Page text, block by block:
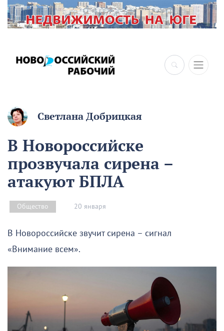
×
Светлана Добрицкая
В Новороссийске
прозвучала сирена –
атакуют БПЛА
Общество 20 января
В Новороссийске звучит сирена – сигнал
«Внимание всем».